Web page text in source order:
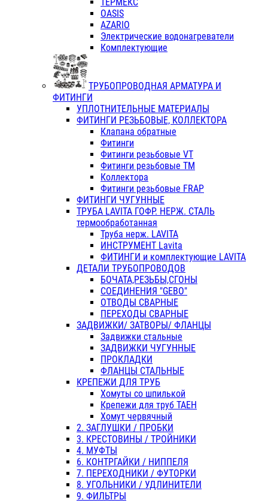
OASIS
AZARIO
Электрические водонагреватели
Комплектующие
ТРУБОПРОВОДНАЯ АРМАТУРА И
ФИТИНГИ
УПЛОТНИТЕЛЬНЫЕ МАТЕРИАЛЫ
ФИТИНГИ РЕЗЬБОВЫЕ, КОЛЛЕКТОРА
Клапана обратные
Фитинги
Фитинги резьбовые VT
Фитинги резьбовые ТМ
Коллектора
Фитинги резьбовые FRAP
ФИТИНГИ ЧУГУННЫЕ
ТРУБА LAVITA ГОФР. НЕРЖ. СТАЛЬ
термообработанная
Труба нерж. LAVITA
ИНСТРУМЕНТ Lavita
ФИТИНГИ и комплектующие LAVITA
ДЕТАЛИ ТРУБОПРОВОДОВ
БОЧАТА,РЕЗЬБЫ,СГОНЫ
СОЕДИНЕНИЯ "GEBO"
ОТВОДЫ СВАРНЫЕ
ПЕРЕХОДЫ СВАРНЫЕ
ЗАДВИЖКИ/ ЗАТВОРЫ/ ФЛАНЦЫ
Задвижки стальные
ЗАДВИЖКИ ЧУГУННЫЕ
ПРОКЛАДКИ
ФЛАНЦЫ СТАЛЬНЫЕ
КРЕПЕЖИ ДЛЯ ТРУБ
Хомуты со шпилькой
Крепежи для труб ТАЕН
Хомут червячный
2. ЗАГЛУШКИ / ПРОБКИ
3. КРЕСТОВИНЫ / ТРОЙНИКИ
4. МУФТЫ
6. КОНТРГАЙКИ / НИППЕЛЯ
7. ПЕРЕХОДНИКИ / ФУТОРКИ
8. УГОЛЬНИКИ / УДЛИНИТЕЛИ
9. ФИЛЬТРЫ